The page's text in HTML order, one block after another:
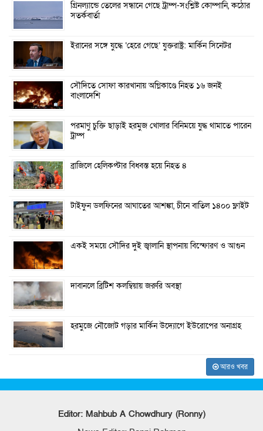
গ্রিনল্যান্ডে তেলের সন্ধানে গেছে ট্রাম্প-সংশ্লিষ্ট কোম্পানি, কঠোর
সতর্কবার্তা
ইরানের সঙ্গে যুদ্ধে ‘হেরে গেছে’ যুক্তরাষ্ট্র: মার্কিন সিনেটর
সৌদিতে সোফা কারখানায় অগ্নিকাণ্ডে নিহত ১৬ জনই
বাংলাদেশি
পরমাণু চুক্তি ছাড়াই হরমুজ খোলার বিনিময়ে যুদ্ধ থামাতে পারেন
ট্রাম্প
ব্রাজিলে হেলিকপ্টার বিধ্বস্ত হয়ে নিহত ৪
টাইফুন ডলফিনের আঘাতের আশঙ্কা, চীনে বাতিল ১৪০০ ফ্লাইট
একই সময়ে সৌদির দুই জ্বালানি স্থাপনায় বিস্ফোরণ ও আগুন
দাবানলে ব্রিটিশ কলম্বিয়ায় জরুরি অবস্থা
হরমুজে নৌজোট গড়ার মার্কিন উদ্যোগে ইউরোপের অনাগ্রহ
আরও খবর
Editor: Mahbub A Chowdhury (Ronny)